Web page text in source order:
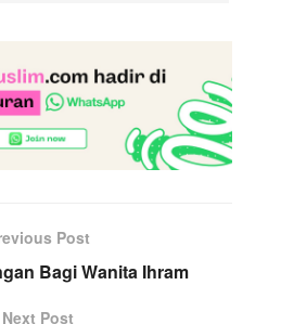
Post
Bagi Wanita Ihram
Next Post